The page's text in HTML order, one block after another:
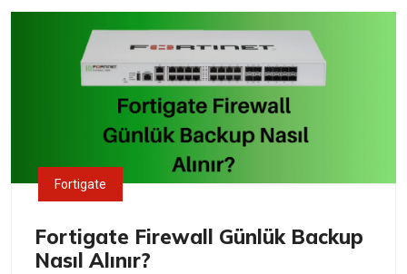
Fortigate
Fortigate Firewall Günlük Backup
Nasıl Alınır?